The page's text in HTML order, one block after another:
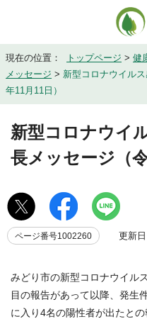
現在の位置： トップページ > 健
メッセージ > 新型コロナウイル
年11月11日）
新型コロナウイ
長メッセージ（
ページ番号1002260 更新日
みどり市の新型コロナウイル
目の報告があって以降、発生
に入り4名の陽性者が出たとの